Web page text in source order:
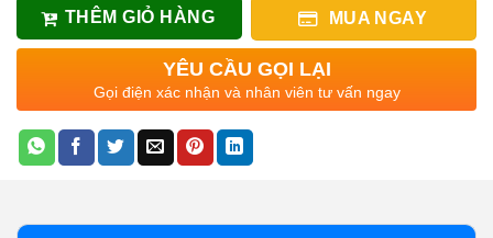
THÊM GIỎ HÀNG MUA NGAY
YÊU CẦU GỌI LẠI
Gọi điện xác nhận và nhân viên tư vấn ngay